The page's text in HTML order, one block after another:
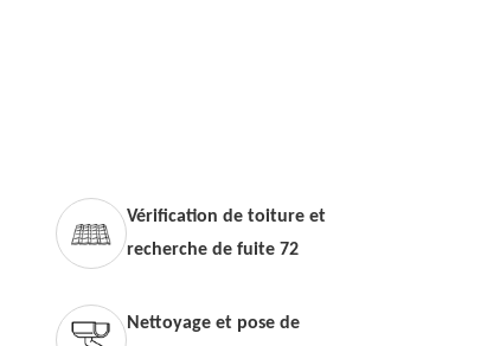
Vérification de toiture et
recherche de fuite 72
Nettoyage et pose de